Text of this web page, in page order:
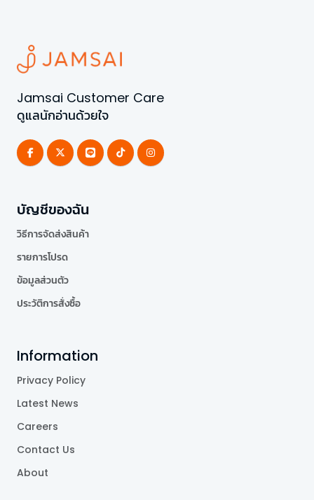
Jamsai Customer Care
ดูแลนักอ่านด้วยใจ
บัญชีของฉัน
วิธีการจัดส่งสินค้า
รายการโปรด
ข้อมูลส่วนตัว
ประวัติการสั่งซื้อ
Information
Privacy Policy
Latest News
Careers
Contact Us
About